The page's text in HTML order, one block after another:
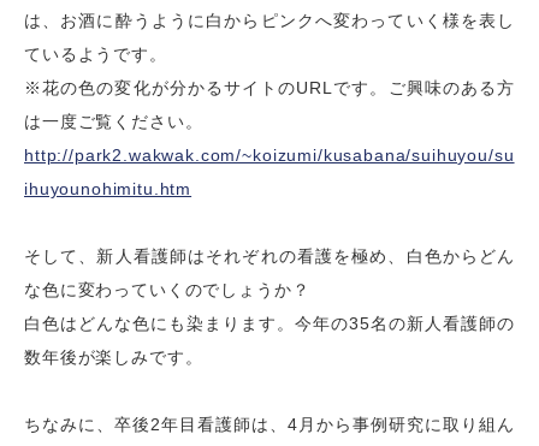
は、お酒に酔うように白からピンクへ変わっていく様を表し
ているようです。
※花の色の変化が分かるサイトのURLです。ご興味のある方
は一度ご覧ください。
http://park2.wakwak.com/~koizumi/kusabana/suihuyou/su
ihuyounohimitu.htm
そして、新人看護師はそれぞれの看護を極め、白色からどん
な色に変わっていくのでしょうか？
白色はどんな色にも染まります。今年の35名の新人看護師の
数年後が楽しみです。
ちなみに、卒後2年目看護師は、4月から事例研究に取り組ん